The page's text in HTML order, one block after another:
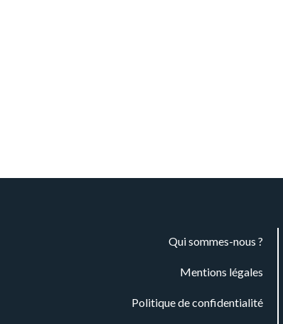
Qui sommes-nous ?
Mentions légales
Politique de confidentialité